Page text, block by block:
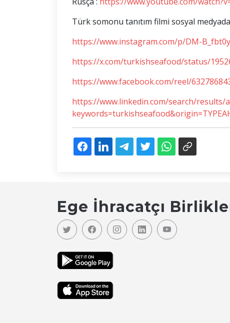
Türk somonu tanıtım filmi sosyal
https://www.instagram.com/p/DM-
https://x.com/turkishseafood/status/
https://www.facebook.com/reel/
https://www.linkedin.com/search/results/
Ege İhracatçı